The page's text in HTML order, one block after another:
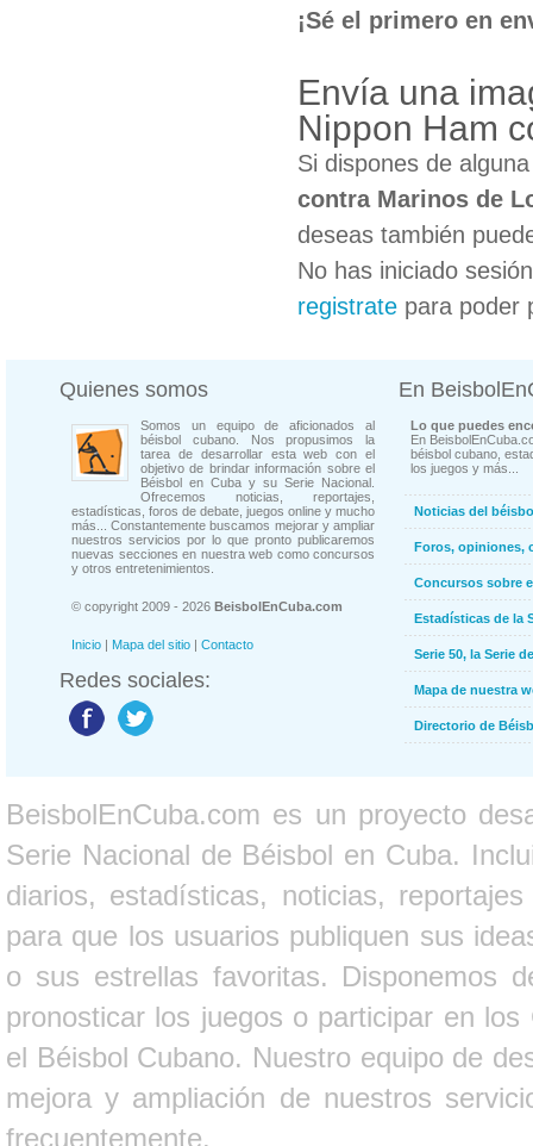
¡Sé el primero en
Envía una
Nippon Ham
Si dispones de
contra Marinos de
deseas también
No has iniciado
registrate para poder
Quienes somos
Somos un equipo de aficionados al
béisbol cubano. Nos propusimos la
tarea de desarrollar esta web con el
objetivo de brindar información sobre el
Béisbol en Cuba y su Serie Nacional.
Ofrecemos noticias, reportajes,
estadísticas, foros de debate, juegos online y mucho
más... Constantemente buscamos mejorar y ampliar
nuestros servicios por lo que pronto publicaremos
nuevas secciones en nuestra web como concursos
y otros entretenimientos.
© copyright 2009 - 2026 BeisbolEnCuba.com
Inicio | Mapa del sitio | Contacto
Redes sociales:
En
Lo que puedes
En
béisbol cubano,
los juegos y más...
Noticias del
Foros, opiniones,
Concursos sobre
Estadísticas de la
Serie 50, la Serie
Mapa de nuestra
Directorio de
BeisbolEnCuba.com es un proyecto
Serie Nacional de Béisbol en Cuba.
diarios, estadísticas, noticias,
para que los usuarios publiquen sus
o sus estrellas favoritas. Disponemos
pronosticar los juegos o participar en
el Béisbol Cubano. Nuestro equipo de
mejora y ampliación de nuestros
frecuentemente.